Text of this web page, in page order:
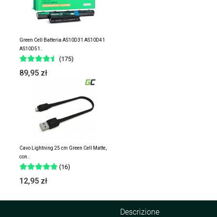
Green Cell Batteria AS10D31 AS10D41
AS10D51..
(175)
89,95 zł
Cavo Lightning 25 cm Green Cell Matte,
con..
(16)
12,95 zł
Descrizione